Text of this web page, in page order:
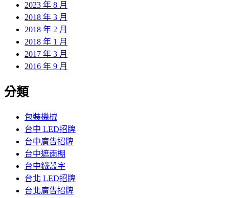
2023 年 8 月
2018 年 3 月
2018 年 2 月
2018 年 1 月
2017 年 3 月
2016 年 9 月
分類
包裝機械
台中 LED招牌
台中廣告招牌
台中遮雨棚
台中鐵殼字
台北 LED招牌
台北廣告招牌